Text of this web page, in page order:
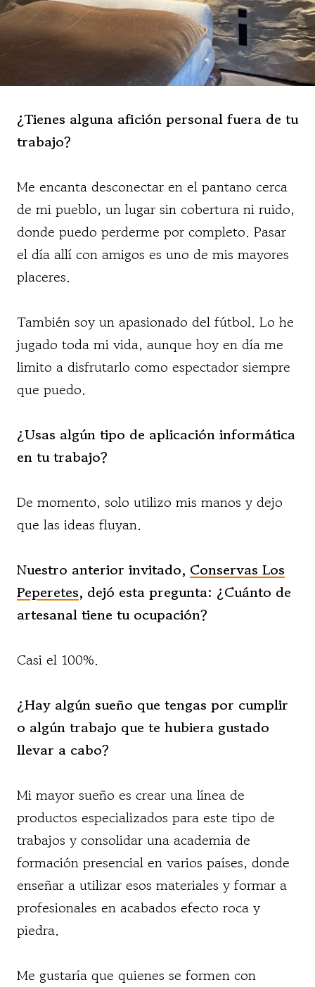
¿Tienes alguna afición personal fuera de tu
trabajo?
Me encanta desconectar en el pantano cerca
de mi pueblo, un lugar sin cobertura ni ruido,
donde puedo perderme por completo. Pasar
el día allí con amigos es uno de mis mayores
placeres.
También soy un apasionado del fútbol. Lo he
jugado toda mi vida, aunque hoy en día me
limito a disfrutarlo como espectador siempre
que puedo.
¿Usas algún tipo de aplicación informática
en tu trabajo?
De momento, solo utilizo mis manos y dejo
que las ideas fluyan.
Nuestro anterior invitado, Conservas Los
Peperetes, dejó esta pregunta: ¿Cuánto de
artesanal tiene tu ocupación?
Casi el 100%.
¿Hay algún sueño que tengas por cumplir
o algún trabajo que te hubiera gustado
llevar a cabo?
Mi mayor sueño es crear una línea de
productos especializados para este tipo de
trabajos y consolidar una academia de
formación presencial en varios países, donde
enseñar a utilizar esos materiales y formar a
profesionales en acabados efecto roca y
piedra.
Me gustaría que quienes se formen con